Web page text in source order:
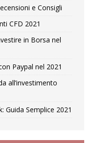
e Consigli
CFD 2021
in Borsa nel
Paypal nel 2021
all’investimento
Guida Semplice 2021